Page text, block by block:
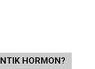
HORMON?